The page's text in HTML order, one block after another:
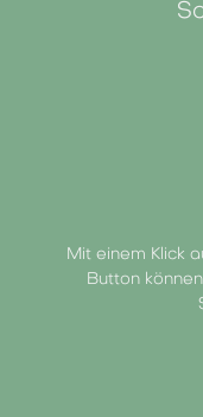
Mit einem Klick
Button